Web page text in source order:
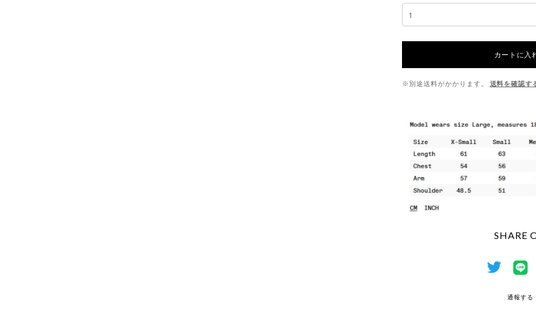
カートに入
※別途送料がかかります。 送料を確認す
SHARE
通報する